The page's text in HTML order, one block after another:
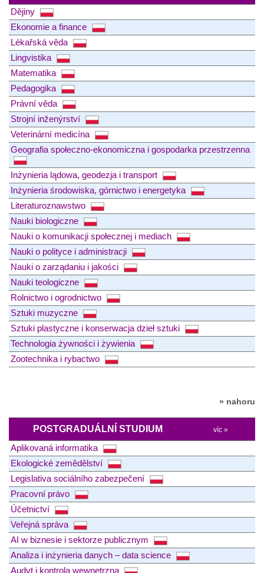
Dějiny
Ekonomie a finance
Lékařská věda
Lingvistika
Matematika
Pedagogika
Právní věda
Strojní inženýrství
Veterinární medicína
Geografia społeczno-ekonomiczna i gospodarka przestrzenna
Inżynieria lądowa, geodezja i transport
Inżynieria środowiska, górnictwo i energetyka
Literaturoznawstwo
Nauki biologiczne
Nauki o komunikacji społecznej i mediach
Nauki o polityce i administracji
Nauki o zarządaniu i jakości
Nauki teologiczne
Rolnictwo i ogrodnictwo
Sztuki muzyczne
Sztuki plastyczne i konserwacja dzieł sztuki
Technologia żywności i żywienia
Zootechnika i rybactwo
» nahoru
POSTGRADUÁLNÍ STUDIUM víc »
Aplikovaná informatika
Ekologické zemědělství
Legislativa sociálního zabezpečení
Pracovní právo
Účetnictví
Veřejná správa
AI w biznesie i sektorze publicznym
Analiza i inżynieria danych – data science
Audyt i kontrola wewnętrzna